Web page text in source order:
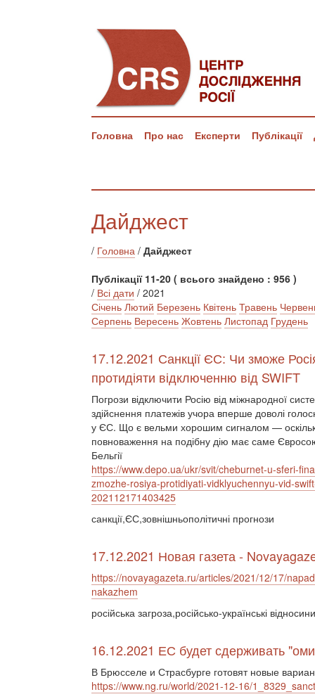
Головна Про нас Експерти Публікації
Дайджест
/ Головна / Дайджест
Публікації 11-20 ( всього знайдено : 956 )
/ Всі дати / 2021
Січень Лютий Березень Квітень Травень
Серпень Вересень Жовтень Листопад Грудень
17.12.2021 Санкції ЄС: Чи зможе
протидіяти відключенню від SWIFT
Погрози відключити Росію від міжнародної
здійснення платежів учора вперше доволі
у ЄС. Що є вельми хорошим сигналом —
повноваження на подібну дію має саме
Бельгії
https://www.depo.ua/ukr/svit/cheburnet-u-sferi-
zmozhe-rosiya-protidiyati-vidklyuchennyu-vid-
202112171403425
санкції,ЄС,зовнішньополітичні прогнози
17.12.2021 Новая газета -
https://novayagazeta.ru/articles/2021/12/17/
nakazhem
російська загроза,російсько-українські
16.12.2021 ЕС будет сдерживать
В Брюсселе и Страсбурге готовят новые
https://www.ng.ru/world/2021-12-16/